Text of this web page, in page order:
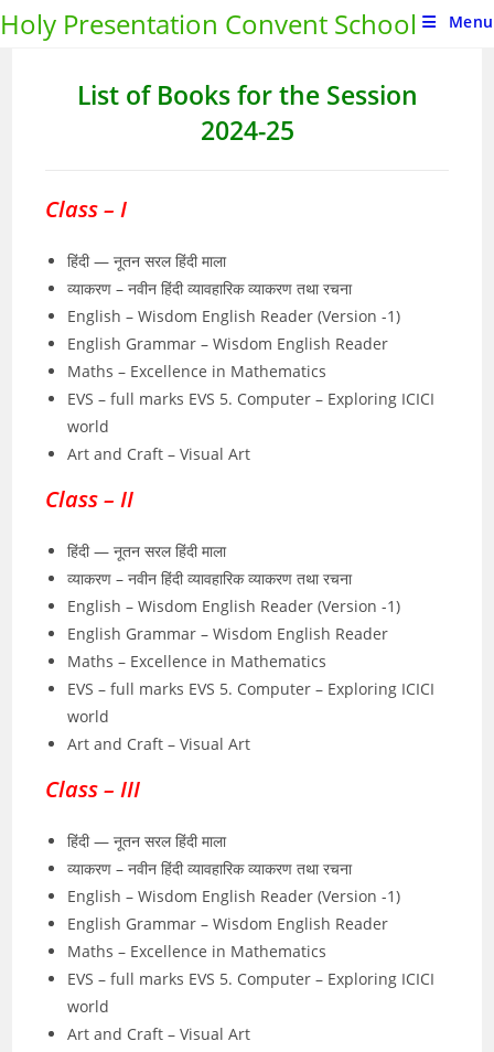
Holy Presentation Convent School Menu
List of Books for the Session
2024-25
Class – I
हिंदी — नूतन सरल हिंदी माला
व्याकरण – नवीन हिंदी व्यावहारिक व्याकरण तथा रचना
English – Wisdom English Reader (Version -1)
English Grammar – Wisdom English Reader
Maths – Excellence in Mathematics
EVS – full marks EVS 5. Computer – Exploring ICICI
world
Art and Craft – Visual Art
Class – II
हिंदी — नूतन सरल हिंदी माला
व्याकरण – नवीन हिंदी व्यावहारिक व्याकरण तथा रचना
English – Wisdom English Reader (Version -1)
English Grammar – Wisdom English Reader
Maths – Excellence in Mathematics
EVS – full marks EVS 5. Computer – Exploring ICICI
world
Art and Craft – Visual Art
Class – III
हिंदी — नूतन सरल हिंदी माला
व्याकरण – नवीन हिंदी व्यावहारिक व्याकरण तथा रचना
English – Wisdom English Reader (Version -1)
English Grammar – Wisdom English Reader
Maths – Excellence in Mathematics
EVS – full marks EVS 5. Computer – Exploring ICICI
world
Art and Craft – Visual Art